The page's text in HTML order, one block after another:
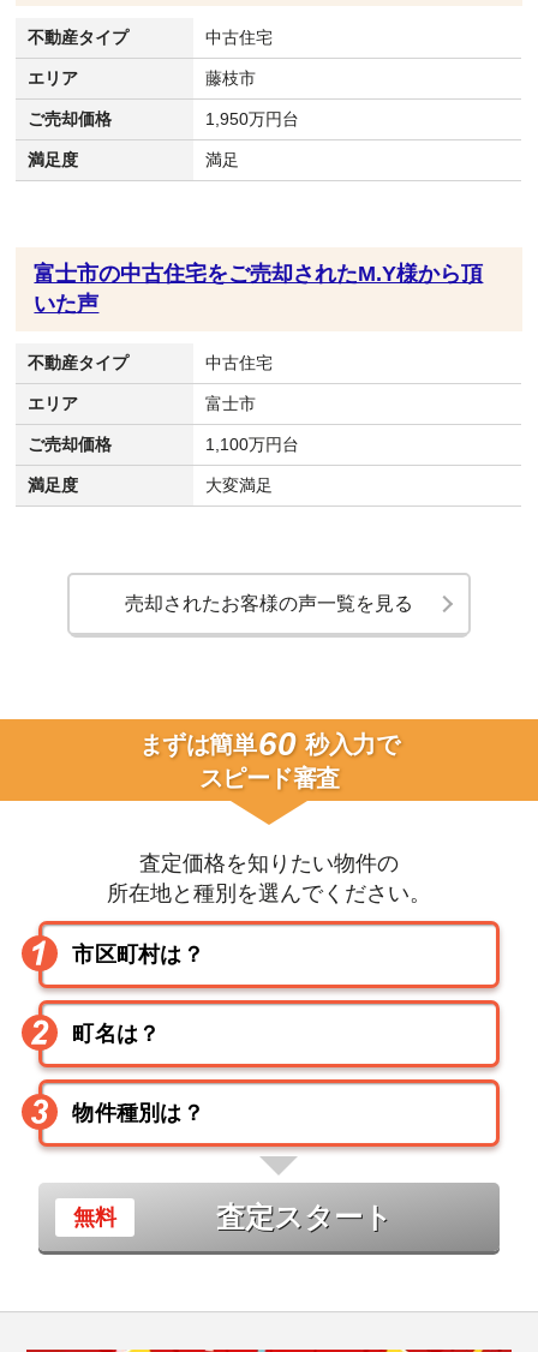
不動産タイプ 中古住宅
エリア 藤枝市
ご売却価格 1,950万円台
満足度 満足
富士市の中古住宅をご売却されたM.Y様から頂
いた声
不動産タイプ 中古住宅
エリア 富士市
ご売却価格 1,100万円台
満足度 大変満足
売却されたお客様の声一覧を見る
まずは簡単60 秒入力で
スピード審査
査定価格を知りたい物件の
所在地と種別を選んでください。
査定スタート